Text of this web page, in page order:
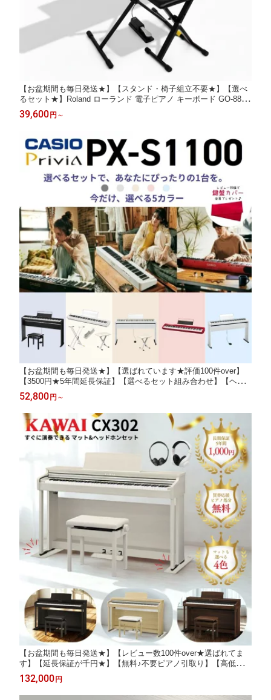
【お盆期間も毎日発送★】【スタンド・椅子組立不要★】【選べ
るセット★】Roland ローランド 電子ピアノ キーボード GO-88P
X GO:PIANO88 88鍵盤 譜面立て GO88PX【単品】【ペダルセッ
ト】【ペダル&スタンド&ヘッドホンセット】【すぐに弾けるフル
39,600 円 ～
【お盆期間も毎日発送★】【選ばれています★評価100件over】
【3500円★5年間延長保証】【選べるセット組み合わせ】【ヘッ
ドホン全員プレゼント】CASIO カシオ プリヴィア 電子ピアノ キ
ーボード 88鍵盤 PX-S1100 選べるスタンド Bluetooth対応 メーカ
ー保証 PXS1100
52,800 円 ～
【お盆期間も毎日発送★】【レビュー数100件over★選ばれてま
す】【延長保証が千円★】【無料♪不要ピアノ引取り】【高低椅子
＆防音マット＆ヘッドホン全部付き★】【配送＆組立無料】KAW
AI カワイ 電子ピアノ 88鍵盤 CX302【CX302A CX302LO CX302
MW CX302R】
132,000 円